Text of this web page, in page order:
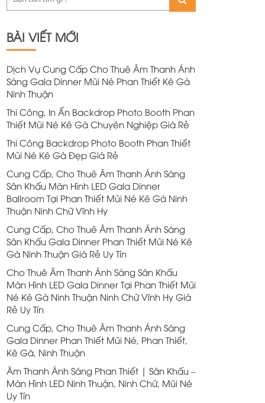
BÀI VIẾT MỚI
Dịch Vụ Cung Cấp Cho Thuê Âm Thanh Ánh
Sáng Gala Dinner Mũi Né Phan Thiết Kê Gà
Ninh Thuận
Thi Công, In Ấn Backdrop Photo Booth Phan
Thiết Mũi Né Kê Gà Chuyên Nghiệp Giá Rẻ
Thi Công Backdrop Photo Booth Phan Thiết
Mũi Né Kê Gà Đẹp Giá Rẻ
Cung Cấp, Cho Thuê Âm Thanh Ánh Sáng
Sân Khấu Màn Hình LED Gala Dinner
Ballroom Tại Phan Thiết Mũi Né Kê Gà Ninh
Thuận Ninh Chữ Vĩnh Hy
Cung Cấp, Cho Thuê Âm Thanh Ánh Sáng
Sân Khấu Gala Dinner Phan Thiết Mũi Né Kê
Gà Ninh Thuận Giá Rẻ Uy Tín
Cho Thuê Âm Thanh Ánh Sáng Sân Khấu
Màn Hình LED Gala Dinner Tại Phan Thiết Mũi
Né Kê Gà Ninh Thuận Ninh Chữ Vĩnh Hy Giá
Rẻ Uy Tín
Cung Cấp, Cho Thuê Âm Thanh Ánh Sáng
Gala Dinner Phan Thiết Mũi Né, Phan Thiết,
Kê Gà, Ninh Thuận
Âm Thanh Ánh Sáng Phan Thiết | Sân Khấu –
Màn Hình LED Ninh Thuận, Ninh Chữ, Mũi Né
Uy Tín